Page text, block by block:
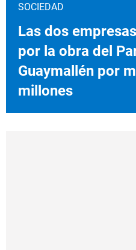
SOCIEDAD
Las dos
por la obra del
Guaymallén por
millones